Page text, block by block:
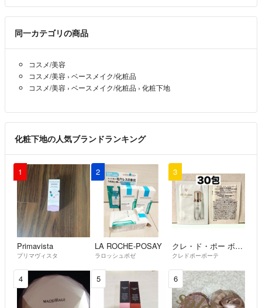
同一カテゴリの商品
コスメ/美容
コスメ/美容 › ベースメイク/化粧品
コスメ/美容 › ベースメイク/化粧品 › 化粧下地
化粧下地の人気ブランドランキング
1
Primavista
プリマヴィスタ
2
LA ROCHE-POSAY
ラロッシュポゼ
3
クレ・ド・ポー ボーテ
クレドポーボーテ
4 5 6